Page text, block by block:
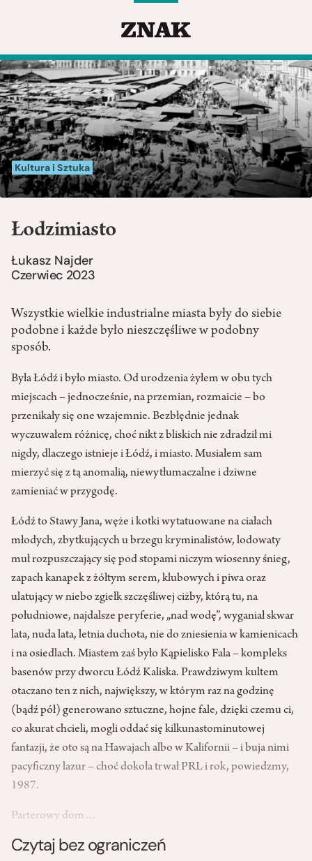
Kultura i Sztuka
Łodzimiasto
Łukasz Najder
Czerwiec 2023
Wszystkie wielkie industrialne miasta były do siebie
podobne i każde było nieszczęśliwe w podobny
sposób.
Była Łódź i było miasto. Od urodzenia żyłem w obu tych
miejscach – jednocześnie, na przemian, rozmaicie – bo
przenikały się one wzajemnie. Bezbłędnie jednak
wyczuwałem różnicę, choć nikt z bliskich nie zdradził mi
nigdy, dlaczego istnieje i Łódź, i miasto. Musiałem sam
mierzyć się z tą anomalią, niewytłumaczalne i dziwne
zamieniać w przygodę.
Łódź to Stawy Jana, węże i kotki wytatuowane na ciałach
młodych, zbytkujących u brzegu kryminalistów, lodowaty
muł rozpuszczający się pod stopami niczym wiosenny śnieg,
zapach kanapek z żółtym serem, klubowych i piwa oraz
ulatujący w niebo zgiełk szczęśliwej ciżby, którą tu, na
południowe, najdalsze peryferie, „nad wodę”, wyganiał skwar
lata, nuda lata, letnia duchota, nie do zniesienia w kamienicach
i na osiedlach. Miastem zaś było Kąpielisko Fala – kompleks
basenów przy dworcu Łódź Kaliska. Prawdziwym kultem
otaczano ten z nich, największy, w którym raz na godzinę
(bądź pół) generowano sztuczne, hojne fale, dzięki czemu ci,
co akurat chcieli, mogli oddać się kilkunastominutowej
fantazji, że oto są na Hawajach albo w Kalifornii – i buja nimi
pacyficzny lazur – choć dokoła trwał PRL i rok, powiedzmy,
1987.
Parterowy dom…
Czytaj bez ograniczeń